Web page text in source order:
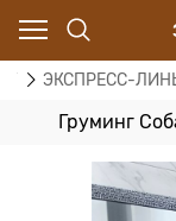
ЭКСПРЕСС-
Груминг